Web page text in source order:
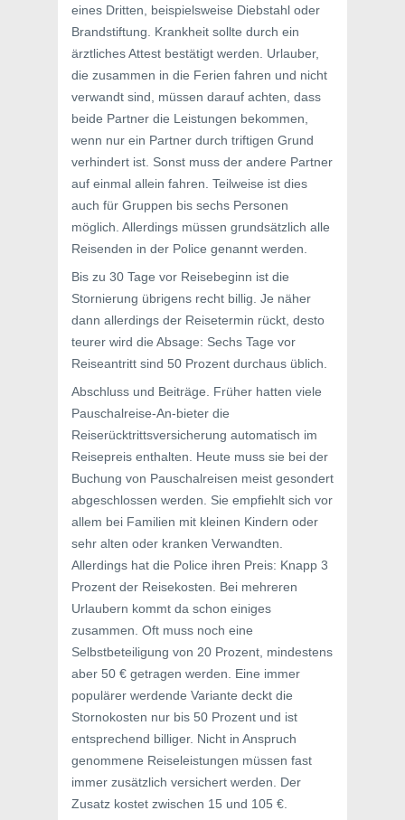
eines Dritten, beispielsweise Diebstahl oder
Brandstiftung. Krankheit sollte durch ein
ärztliches Attest bestätigt werden. Urlauber,
die zusammen in die Ferien fahren und nicht
verwandt sind, müssen darauf achten, dass
beide Partner die Leistungen bekommen,
wenn nur ein Partner durch triftigen Grund
verhindert ist. Sonst muss der andere Partner
auf einmal allein fahren. Teilweise ist dies
auch für Gruppen bis sechs Personen
möglich. Allerdings müssen grundsätzlich alle
Reisenden in der Police genannt werden.
Bis zu 30 Tage vor Reisebeginn ist die
Stornierung übrigens recht billig. Je näher
dann allerdings der Reisetermin rückt, desto
teurer wird die Absage: Sechs Tage vor
Reiseantritt sind 50 Prozent durchaus üblich.
Abschluss und Beiträge. Früher hatten viele
Pauschalreise-An-bieter die
Reiserücktrittsversicherung automatisch im
Reisepreis enthalten. Heute muss sie bei der
Buchung von Pauschalreisen meist gesondert
abgeschlossen werden. Sie empfiehlt sich vor
allem bei Familien mit kleinen Kindern oder
sehr alten oder kranken Verwandten.
Allerdings hat die Police ihren Preis: Knapp 3
Prozent der Reisekosten. Bei mehreren
Urlaubern kommt da schon einiges
zusammen. Oft muss noch eine
Selbstbeteiligung von 20 Prozent, mindestens
aber 50 € getragen werden. Eine immer
populärer werdende Variante deckt die
Stornokosten nur bis 50 Prozent und ist
entsprechend billiger. Nicht in Anspruch
genommene Reiseleistungen müssen fast
immer zusätzlich versichert werden. Der
Zusatz kostet zwischen 15 und 105 €.